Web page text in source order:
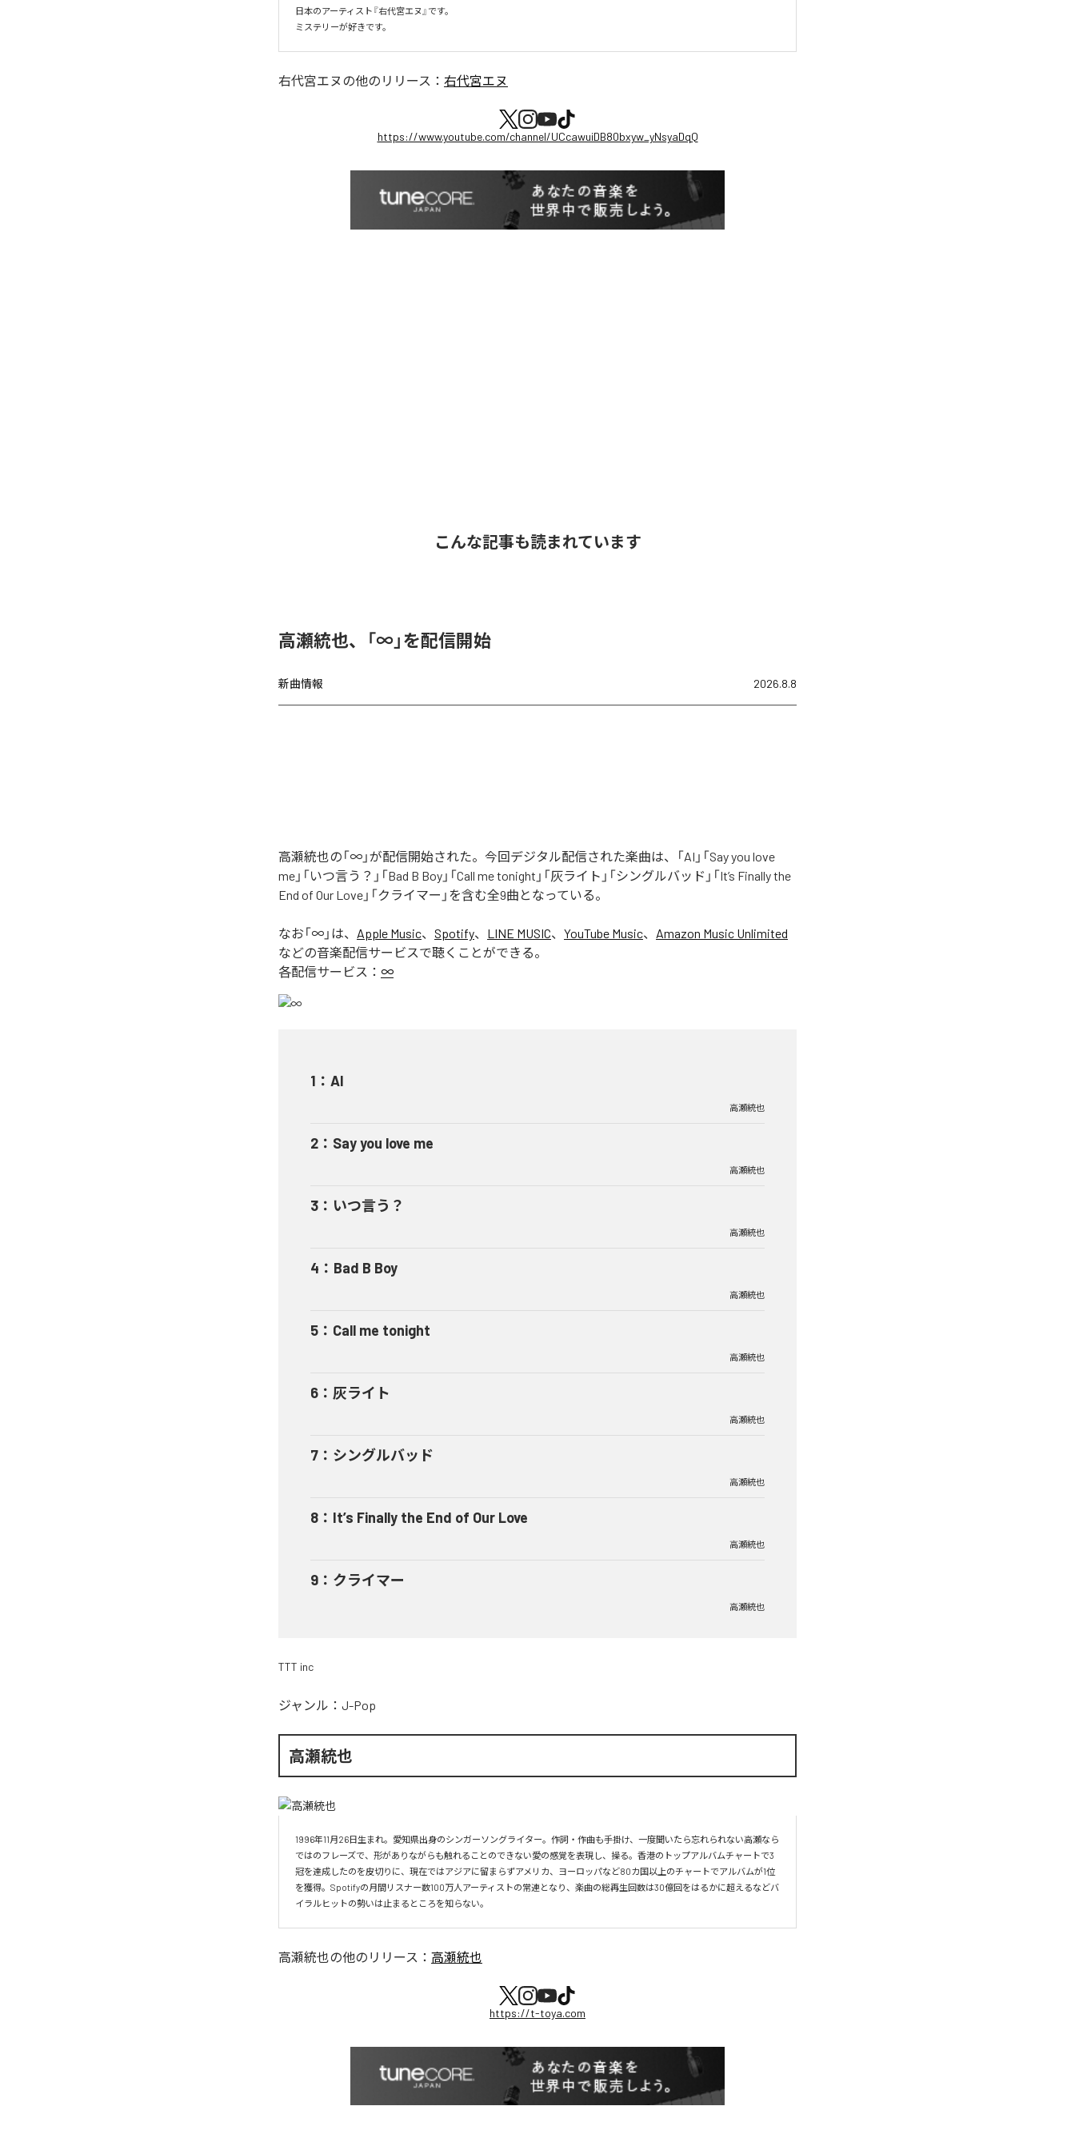
日本のアーティスト『右代宮エヌ』です。
ミステリーが好きです。
右代宮エヌ の他のリリース： 右代宮エヌ
https://www.youtube.com/channel/UCcawuiDB80bxyw_yNsyaDqQ
こんな記事も読まれています
高瀬統也、「∞」を配信開始
新曲情報 2026.8.8
高瀬統也の「∞」が配信開始された。今回デジタル配信された楽曲は、「AI」「Say you love
me」「いつ言う？」「Bad B Boy」「Call me tonight」「灰ライト」「シングルバッド」「It’s Finally the
End of Our Love」「クライマー」を含む全9曲となっている。
なお「∞ 」は、 Apple Music、 Spotify、 LINE MUSIC、 YouTube Music、 Amazon Music Unlimited
などの音楽配信サービスで聴くことができる。
各配信サービス： ∞
1 ： AI
高瀬統也
2 ： Say you love me
高瀬統也
3 ： いつ言う？
高瀬統也
4 ： Bad B Boy
高瀬統也
5 ： Call me tonight
高瀬統也
6 ： 灰ライト
高瀬統也
7 ： シングルバッド
高瀬統也
8 ： It’s Finally the End of Our Love
高瀬統也
9 ： クライマー
高瀬統也
TTT inc
ジャンル： J-Pop
高瀬統也
1996年11月26日生まれ。愛知県出身のシンガーソングライター。作詞・作曲も手掛け、一度聞いたら忘れられない高瀬なら
ではのフレーズで、形がありながらも触れることのできない愛の感覚を表現し、操る。香港のトップアルバムチャートで3
冠を達成したのを皮切りに、現在ではアジアに留まらずアメリカ、ヨーロッパなど80カ国以上のチャートでアルバムが1位
を獲得。Spotifyの月間リスナー数100万人アーティストの常連となり、楽曲の総再生回数は30億回をはるかに超えるなどバ
イラルヒットの勢いは止まるところを知らない。
高瀬統也の他のリリース： 高瀬統也
https://t-toya.com